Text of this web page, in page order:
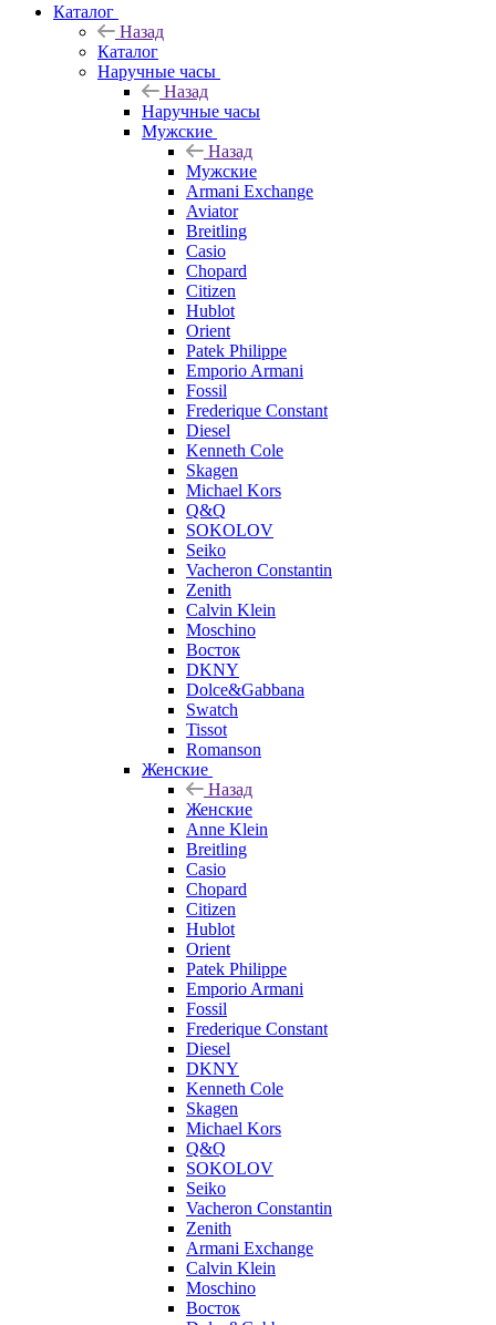
Каталог
Назад
Каталог
Наручные часы
Назад
Наручные часы
Мужские
Назад
Мужские
Armani Exchange
Aviator
Breitling
Casio
Chopard
Citizen
Hublot
Orient
Patek Philippe
Emporio Armani
Fossil
Frederique Constant
Diesel
Kenneth Cole
Skagen
Michael Kors
Q&Q
SOKOLOV
Seiko
Vacheron Constantin
Zenith
Calvin Klein
Moschino
Восток
DKNY
Dolce&Gabbana
Swatch
Tissot
Romanson
Женские
Назад
Женские
Anne Klein
Breitling
Casio
Chopard
Citizen
Hublot
Orient
Patek Philippe
Emporio Armani
Fossil
Frederique Constant
Diesel
DKNY
Kenneth Cole
Skagen
Michael Kors
Q&Q
SOKOLOV
Seiko
Vacheron Constantin
Zenith
Armani Exchange
Calvin Klein
Moschino
Восток